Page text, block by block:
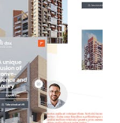
行为